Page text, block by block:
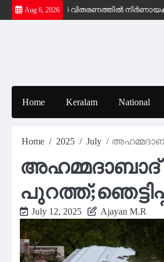
Skip
to
Aug 6, 2026
പെൻഷൻ വിതരണത്തിൽ നിർണായക
Home Keralam National
Home 2025 July
അഹമ്മദാബാദ്
July 12, 2025 Ajayan M.R